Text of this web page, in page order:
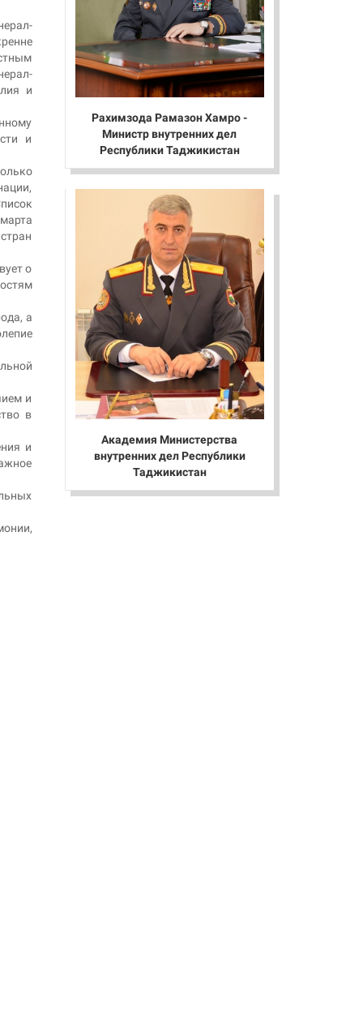
и
и
о
а
и
в
и
Рахимзода Рамазон Хамро -
Министр внутренних дел
Республики Таджикистан
Академия Министерства
внутренних дел Республики
Таджикистан